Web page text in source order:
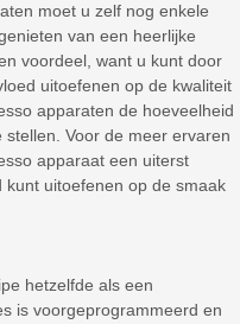
moet u zelf nog enkele
van een heerlijke
voordeel, want u kunt door
uitoefenen op de kwaliteit
apparaten de hoeveelheid
Voor de meer ervaren
apparaat een uiterst
uitoefenen op de smaak
hetzelfde als een
is voorgeprogrammeerd en